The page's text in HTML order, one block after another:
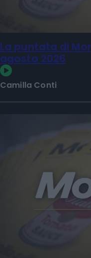
La puntata di
agosto 2026
Camilla Conti